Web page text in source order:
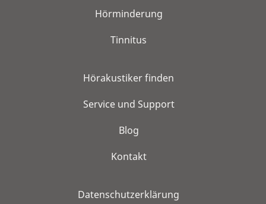
Hörminderung
Tinnitus
Hörakustiker finden
Service und Support
Blog
Kontakt
Datenschutzerklärung